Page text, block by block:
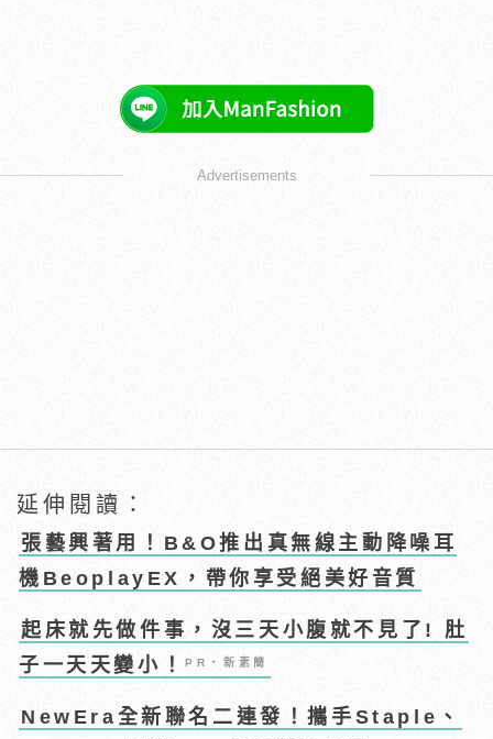
Advertisements
延伸閱讀：
張藝興著用！B&O推出真無線主動降噪耳
機BeoplayEX，帶你享受絕美好音質
起床就先做件事，沒三天小腹就不見了! 肚
子一天天變小！PR・新素簡
NewEra全新聯名二連發！攜手Staple、